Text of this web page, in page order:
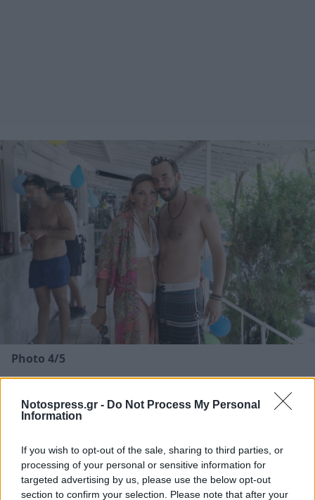
Notospress.gr - Do Not Process My Personal
Information
If you wish to opt-out of the sale, sharing to third parties, or
processing of your personal or sensitive information for
targeted advertising by us, please use the below opt-out
section to confirm your selection. Please note that after your
Photo 4/5
Η Φανή Χαλκιά με τον Πάνο Μουζουράκη/ NDP